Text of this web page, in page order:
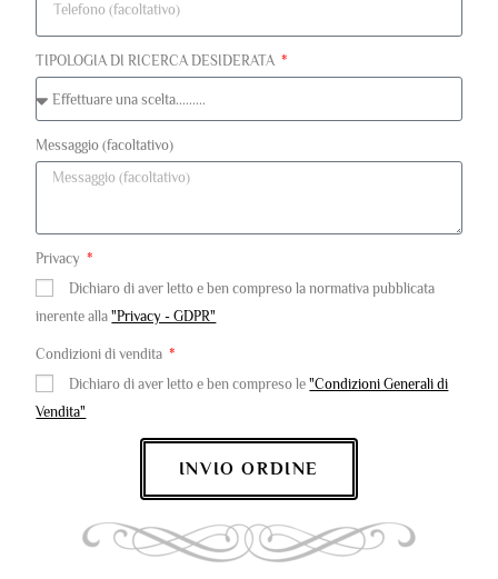
TIPOLOGIA DI RICERCA DESIDERATA
Messaggio (facoltativo)
Privacy
Dichiaro di aver letto e ben compreso la normativa pubblicata
inerente alla"Privacy - GDPR"
Condizioni di vendita
Dichiaro di aver letto e ben compreso le"Condizioni Generali di
Vendita"
INVIO ORDINE